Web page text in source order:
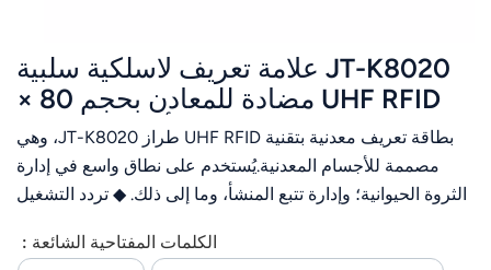
Melayu
Polski
แบบไทย
Tiếng Việt
Indonesia
JT-K8020 علامة تعريف لاسلكية سلبية
UHF RFID مضادة للمعادن بحجم 80 ×
20 مم لتطبيقات الأشياء المعدنية
بطاقة تعريف معدنية بتقنية UHF RFID طراز JT-K8020، وهي
مصممة للأجسام المعدنية.يُستخدم على نطاق واسع في إدارة
الثروة الحيوانية؛ وإدارة تتبع المنشأ، وما إلى ذلك. ◆ تردد التشغيل
المعدنية
الكلمات المفتاحية الشائعة :